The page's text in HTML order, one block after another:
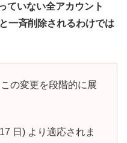
ていない全アカウント
一斉削除されるわけでは
の変更を段階的に展
日) より適応されま